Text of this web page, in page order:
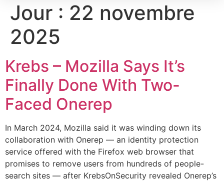
Jour : 22 novembre
2025
Krebs – Mozilla Says It’s
Finally Done With Two-
Faced Onerep
In March 2024, Mozilla said it was winding down its
collaboration with Onerep — an identity protection
service offered with the Firefox web browser that
promises to remove users from hundreds of people-
search sites — after KrebsOnSecurity revealed Onerep’s